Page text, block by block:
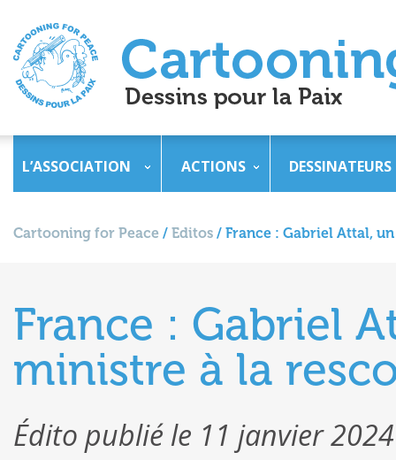
L’ASSOCIATION ACTIONS DESSINATEURS
Cartooning for Peace / Editos / France : Gabriel Attal,
France : Gabriel
ministre à la
Édito publié le 11 janvier 2024